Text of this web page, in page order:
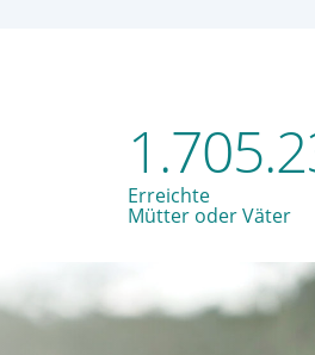
Erreichte
Mütter oder Väter